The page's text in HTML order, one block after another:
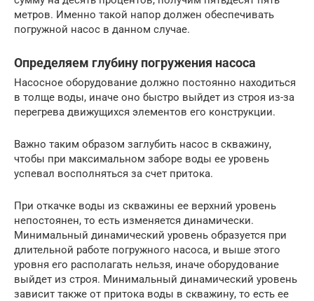
метров. Именно такой напор должен обеспечивать
погружной насос в данном случае.
Определяем глубину погружения насоса
Насосное оборудование должно постоянно находиться
в толще воды, иначе оно быстро выйдет из строя из-за
перегрева движущихся элементов его конструкции.
Важно таким образом заглубить насос в скважину,
чтобы при максимальном заборе воды ее уровень
успевал восполняться за счет притока.
При откачке воды из скважины ее верхний уровень
непостоянен, то есть изменяется динамически.
Минимальный динамический уровень образуется при
длительной работе погружного насоса, и выше этого
уровня его располагать нельзя, иначе оборудование
выйдет из строя. Минимальный динамический уровень
зависит также от притока воды в скважину, то есть ее